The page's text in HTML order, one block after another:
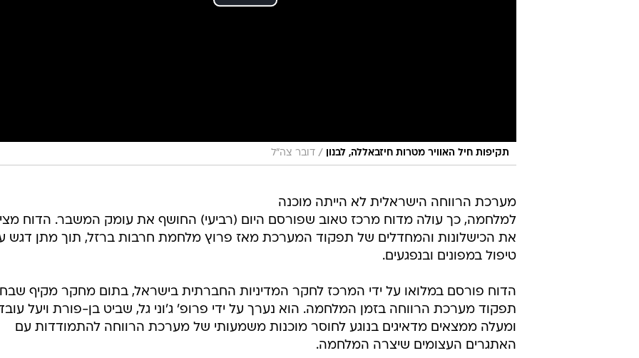
תקיפות חיל האוויר מטרות חיזבאללה, לבנון / דובר צה"ל
מערכת הרווחה הישראלית לא הייתה מוכנה
למלחמה, כך עולה מדוח מרכז טאוב שפורסם היום (רביעי) החושף את עומק המשבר. הדוח
את הכישלונות והמחדלים של תפקוד המערכת מאז פרוץ מלחמת חרבות ברזל, תוך מתן דגש
טיפול במפונים ובנפגעים.
הדוח פורסם במלואו על ידי המרכז לחקר המדיניות החברתית בישראל, בתום מחקר מקיף
תפקוד מערכת הרווחה בזמן המלחמה. הוא נערך על ידי פרופ' ג'וני גל, שביט בן-פורת ויעל
ומעלה ממצאים מדאיגים בנוגע לחוסר מוכנות משמעותי של מערכת הרווחה להתמודדות עם
האתגרים העצומים שיצרה המלחמה.